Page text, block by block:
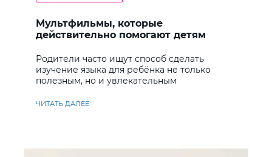
Мультфильмы, которые
действительно помогают детям
Родители часто ищут способ сделать
изучение языка для ребёнка не только
полезным, но и увлекательным
ЧИТАТЬ ДАЛЕЕ